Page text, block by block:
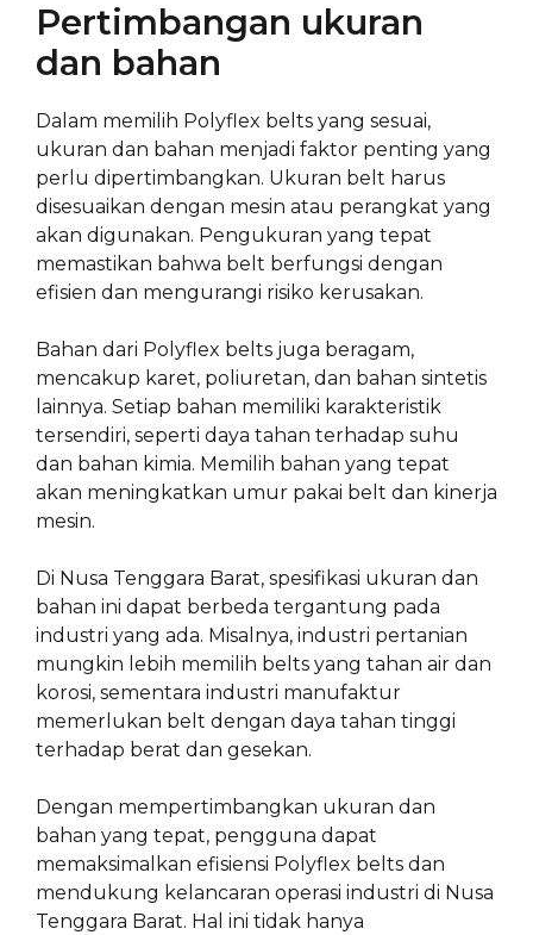
Pertimbangan ukuran
dan bahan
Dalam memilih Polyflex belts yang sesuai,
ukuran dan bahan menjadi faktor penting yang
perlu dipertimbangkan. Ukuran belt harus
disesuaikan dengan mesin atau perangkat yang
akan digunakan. Pengukuran yang tepat
memastikan bahwa belt berfungsi dengan
efisien dan mengurangi risiko kerusakan.
Bahan dari Polyflex belts juga beragam,
mencakup karet, poliuretan, dan bahan sintetis
lainnya. Setiap bahan memiliki karakteristik
tersendiri, seperti daya tahan terhadap suhu
dan bahan kimia. Memilih bahan yang tepat
akan meningkatkan umur pakai belt dan kinerja
mesin.
Di Nusa Tenggara Barat, spesifikasi ukuran dan
bahan ini dapat berbeda tergantung pada
industri yang ada. Misalnya, industri pertanian
mungkin lebih memilih belts yang tahan air dan
korosi, sementara industri manufaktur
memerlukan belt dengan daya tahan tinggi
terhadap berat dan gesekan.
Dengan mempertimbangkan ukuran dan
bahan yang tepat, pengguna dapat
memaksimalkan efisiensi Polyflex belts dan
mendukung kelancaran operasi industri di Nusa
Tenggara Barat. Hal ini tidak hanya